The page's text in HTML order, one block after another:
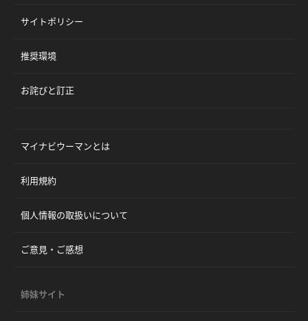
サイトポリシー
推奨環境
お詫びと訂正
マイナビウーマンとは
利用規約
個人情報の取扱いについて
ご意見・ご感想
姉妹サイト